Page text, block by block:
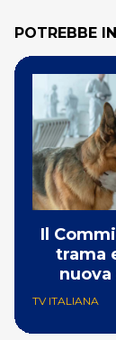
POTREBBE
Il
trama
nuova
TV ITALIANA